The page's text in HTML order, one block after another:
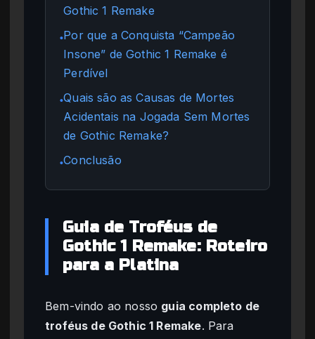
Gothic 1 Remake
●Por que a Conquista “Campeão
Insone” de Gothic 1 Remake é
Perdível
●Quais são as Causas de Mortes
Acidentais na Jogada Sem Mortes
de Gothic Remake?
●Conclusão
Guia de Troféus de
Gothic 1 Remake: Roteiro
para a Platina
Bem-vindo ao nosso guia completo de
troféus de Gothic 1 Remake. Para